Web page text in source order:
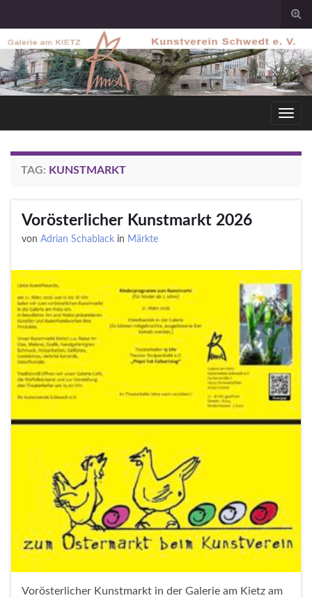
TAG: KUNSTMARKT
Vorösterlicher Kunstmarkt 2026
von Adrian Schablack in Märkte
Vorösterlicher Kunstmarkt in der Galerie am Kietz am